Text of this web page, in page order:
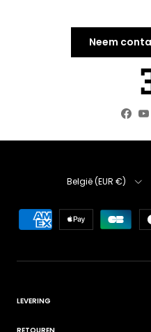
Neem
België (EUR €)
LEVERING